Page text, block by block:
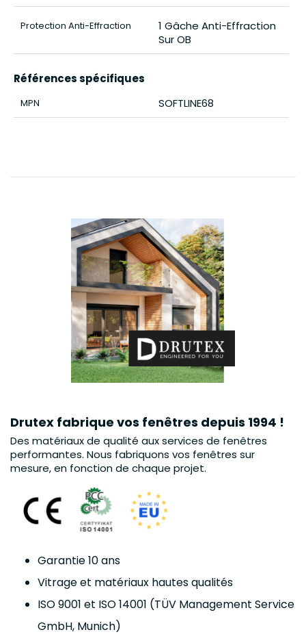
Protection Anti-Effraction
1 Gâche Anti-Effraction
Sur OB
Références spécifiques
MPN SOFTLINE68
Drutex fabrique vos fenêtres depuis 1994 !
Des matériaux de qualité aux services de fenêtres
performantes. Nous fabriquons vos fenêtres sur
mesure, en fonction de chaque projet.
Garantie 10 ans
Vitrage et matériaux hautes qualités
ISO 9001 et ISO 14001 (TÜV Management Service
GmbH, Munich)